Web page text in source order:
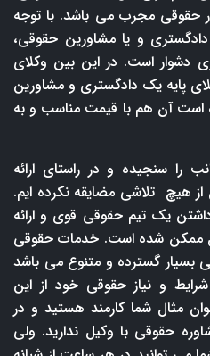
حقوقی مجرب می باشد. با توجه
و یا مشاورین حقوقی،
دشوار است. در این بین وکلای
پایه یک دادگستری و مشاورین
است آن هم با قیمت مناسب و به
را سنجیده و در راستای ارائه
هیچ تلاشی مضایقه نکرده ایم.
یک تیم حقوقی قوی و ارائه
ممکن شده است. خدمات حقوقی
بسیار گسترده و متنوع می باشد
و نیاز حقوقی خود از این
مثال شما کارمند هستید و در
حقوقی با وکیل ندارید. ولی